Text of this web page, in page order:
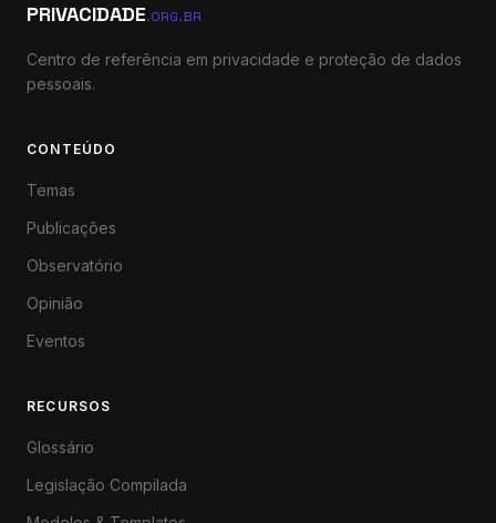
PRIVACIDADE.ORG.BR
Centro de referência em privacidade e proteção de dados
pessoais.
CONTEÚDO
Temas
Publicações
Observatório
Opinião
Eventos
RECURSOS
Glossário
Legislação Compilada